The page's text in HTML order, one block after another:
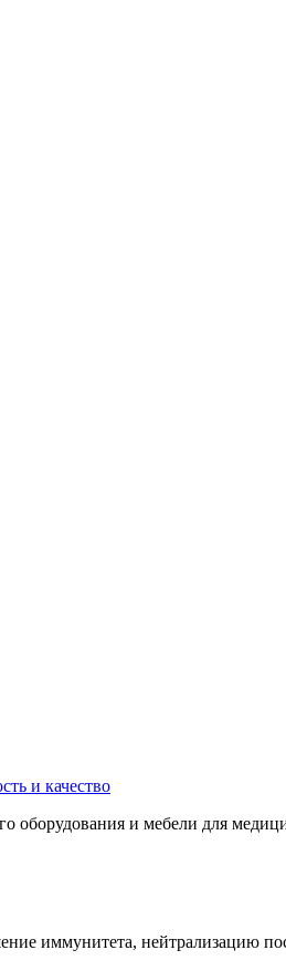
и мебели для
иммунитета, нейтрализацию